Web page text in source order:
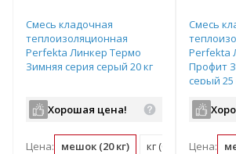
Смесь кладочная
теплоизоляционная
Perfekta Линкер Термо
Зимняя серия серый 20 кг
Хорошая цена!
Цена: мешок (20 кг) кг (0.05 мешок)
Смесь
Perfekta
Профит
серый 25
Цена: